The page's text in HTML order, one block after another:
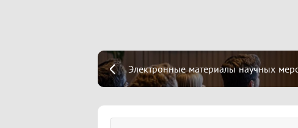
Электронные материалы научных